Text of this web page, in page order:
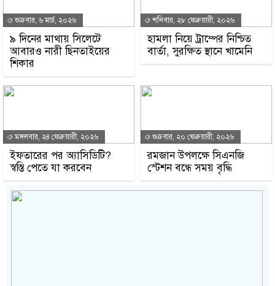
শুক্রবার, ৬ মার্চ, ২০২৬
৯ দিনের মাথায় সিলেটে
আবারও নারী ছিনতাইয়ের
শিকার
শনিবার, ২৮ ফেব্রুয়ারী, ২০২৬
হামলা নিয়ে ট্রাম্পের নিশ্চিত
বার্তা, সুরক্ষিত স্থানে খামেনি
মঙ্গলবার, ২৪ ফেব্রুয়ারী, ২০২৬
ইফতারের পর অ্যাসিডিটি?
স্বস্তি পেতে যা করবেন
শুক্রবার, ২০ ফেব্রুয়ারী, ২০২৬
রমজান উপলক্ষে সিএনজি
স্টেশন বন্ধে সময় বৃদ্ধি